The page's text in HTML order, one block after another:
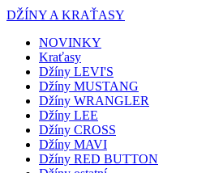
DŽÍNY A KRAŤASY
NOVINKY
Kraťasy
Džíny LEVI'S
Džíny MUSTANG
Džíny WRANGLER
Džíny LEE
Džíny CROSS
Džíny MAVI
Džíny RED BUTTON